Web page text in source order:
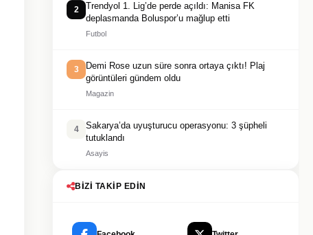
2
Trendyol 1. Lig’de perde açıldı: Manisa FK
deplasmanda Boluspor’u mağlup etti
Futbol
3
Demi Rose uzun süre sonra ortaya çıktı! Plaj
görüntüleri gündem oldu
Magazin
4
Sakarya’da uyuşturucu operasyonu: 3 şüpheli
tutuklandı
Asayis
BIZI TAKIP EDIN